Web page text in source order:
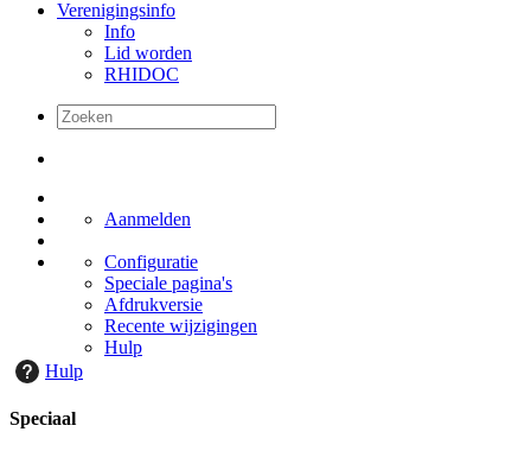
Verenigingsinfo
Info
Lid worden
RHIDOC
Aanmelden
Configuratie
Speciale pagina's
Afdrukversie
Recente wijzigingen
Hulp
Hulp
Speciaal